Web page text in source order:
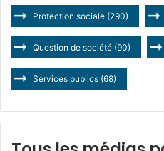
Protection sociale (290)
Question de société (90)
Services publics (68)